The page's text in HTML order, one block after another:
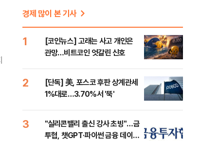
경제 많이 본 기사
1
[코인뉴스] 고래는 사고 개인은
관망…비트코인 엇갈린 신호
2
[단독] 美, 포스코 후판 상계관세
1%대로…3.70%서 '뚝'
3
"실리콘밸리 출신 강사 초빙"…금
투협, 챗GPT·파이썬 금융 데이터